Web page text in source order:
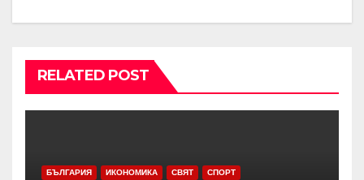
RELATED POST
БЪЛГАРИЯ ИКОНОМИКА СВЯТ СПОРТ